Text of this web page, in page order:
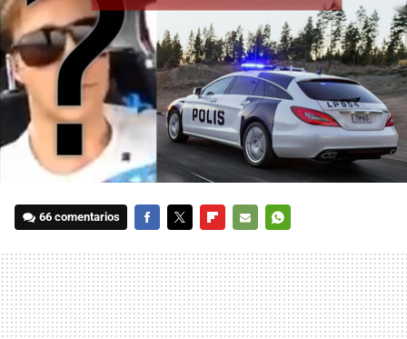
66 comentarios
MAIL